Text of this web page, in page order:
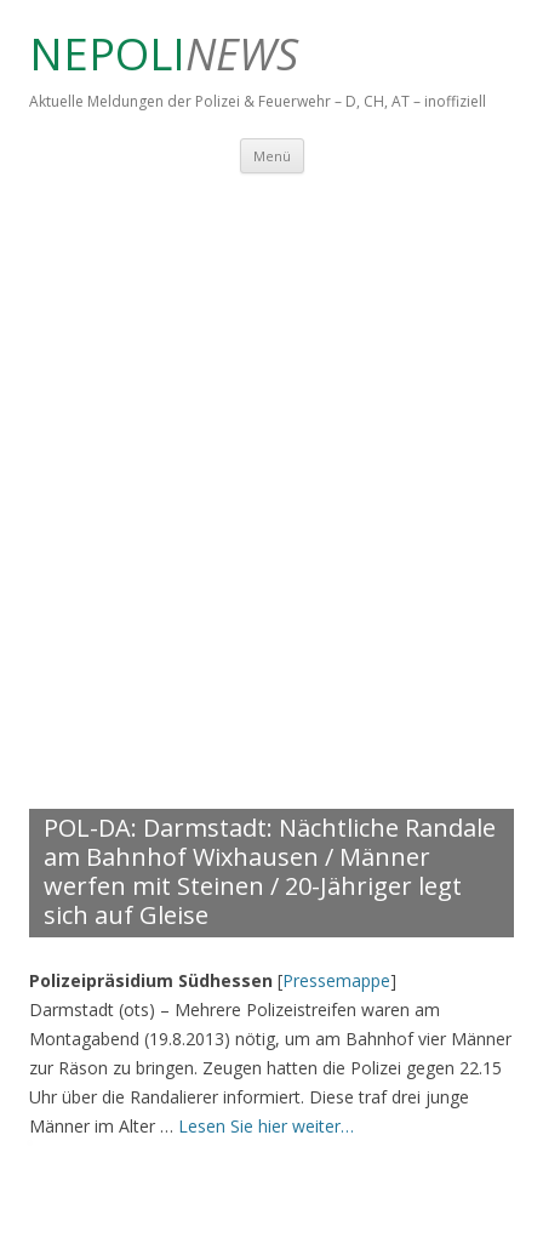
NEPOLINEWS
Aktuelle Meldungen der Polizei & Feuerwehr – D, CH, AT – inoffiziell
Menü Springe zum Inhalt
POL-DA: Darmstadt: Nächtliche Randale
am Bahnhof Wixhausen / Männer
werfen mit Steinen / 20-Jähriger legt
sich auf Gleise
Polizeipräsidium Südhessen [Pressemappe]
Darmstadt (ots) – Mehrere Polizeistreifen waren am
Montagabend (19.8.2013) nötig, um am Bahnhof vier Männer
zur Räson zu bringen. Zeugen hatten die Polizei gegen 22.15
Uhr über die Randalierer informiert. Diese traf drei junge
Männer im Alter … Lesen Sie hier weiter…